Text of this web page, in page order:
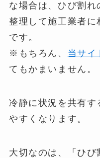
な場合は、ひび割れ
整理して施工業者に
です。
※もちろん、 当サイ
てもかまいません。
冷静に状況を共有す
やすくなります。
大切なのは、「ひ